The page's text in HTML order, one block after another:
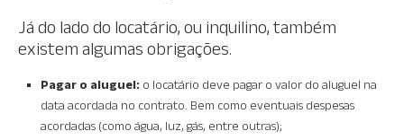
Já do lado do locatário, ou inquilino, também
existem algumas obrigações.
Pagar o aluguel: o locatário deve pagar o valor do aluguel na
data acordada no contrato. Bem como eventuais despesas
acordadas (como água, luz, gás, entre outras);